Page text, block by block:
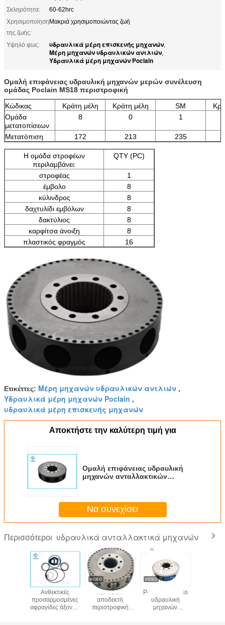
Σκληρότητα:
60-62hrc
Χρησιμοποίηση
της ζωής:
Μακριά χρησιμοποιώντας ζωή
Υψηλό φως: υδραυλικά μέρη επισκευής μηχανών,
Μέρη μηχανών υδραυλικών αντλιών,
Υδραυλικά μέρη μηχανών Poclain
Ομαλή επιφάνειας υδραυλική μηχανών μερών συνέλευση
ομάδας Poclain MS18 περιστροφική
Κώδικας
Κράτη μέλη Κράτη μέλη SM
Ομάδα
μετατοπίσεων
8 0 1
Μετατόπιση 172 213 235
Η ομάδα στροφέων
περιλαμβάνει:
QTY (PC)
στροφέας
1
έμβολο
8
κύλινδρος
8
δαχτυλίδι εμβόλων
8
δακτύλιος
8
καρφίτσα άνοιξη
8
πλαστικός φραγμός
16
Ετικέττες: Μέρη μηχανών υδραυλικών αντλιών ,
Υδραυλικά μέρη μηχανών Poclain ,
υδραυλικά μέρη επισκευής μηχανών
Αποκτήστε την καλύτερη τιμή για
Ομαλή επιφάνειας υδραυλική
μηχανών ανταλλακτικών
Να συνεχίσει
Περισσότεροι υδραυλικά ανταλλακτικά μηχανών
Ανθεκτικές
προσαρμοσμένες
σφραγίδες άξονων
OEM/ODM
αποδεκτή
περιστροφική
Poclain Danfoss
υδραυλική
μηχανών